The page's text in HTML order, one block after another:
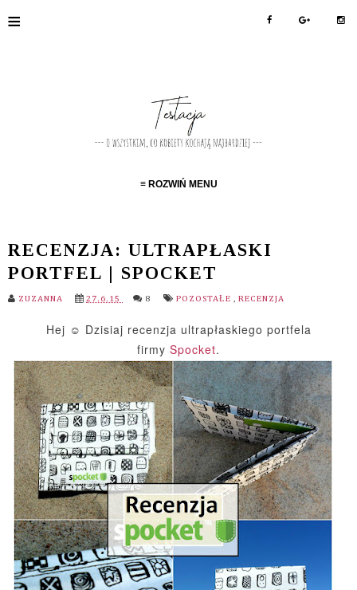
≡
≡ ROZWIŃ MENU
RECENZJA: ULTRAPŁASKI
PORTFEL | SPOCKET
ZUZANNA 27.6.15 8 POZOSTAŁE RECENZJA
Hej ☺ Dzisiaj recenzja ultrapłaskiego portfela
firmy Spocket.